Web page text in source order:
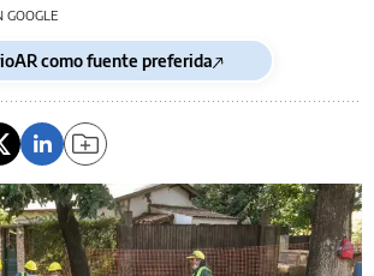
GOOGLE
como fuente preferida